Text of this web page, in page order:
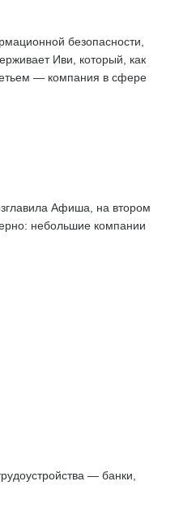
безопасности,
Иви, который, как
— компания в сфере
Афиша, на втором
небольшие компании
— банки,